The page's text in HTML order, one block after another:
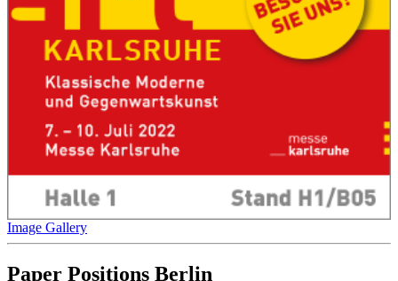
Image Gallery
Paper Positions Berlin